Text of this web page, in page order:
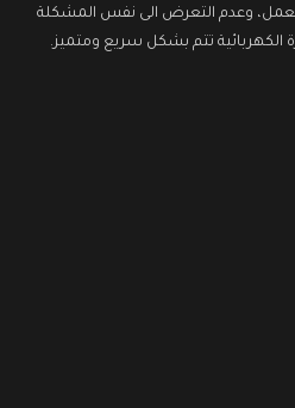
وعدم التعرض الى نفس المشكلة
الكهربائية تتم بشكل سريع ومتميز.